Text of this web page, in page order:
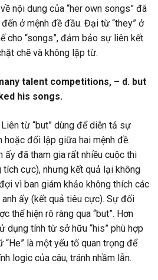
nội dung của “her own songs” đã
ở mệnh đề đầu. Đại từ “they” ở
cho “songs”, đảm bảo sự liên kết
chẽ và không lặp từ.
talent competitions, – d. but
his songs.
từ “but” dùng để diễn tả sự
hoặc đối lập giữa hai mệnh đề.
ấy đã tham gia rất nhiều cuộc thi
tích cực), nhưng kết quả lại không
vì ban giám khảo không thích các
anh ấy (kết quả tiêu cực). Sự đối
thể hiện rõ ràng qua “but”. Hơn
dụng tính từ sở hữu “his” phù hợp
“He” là một yếu tố quan trọng để
logic của câu, tránh nhầm lẫn.